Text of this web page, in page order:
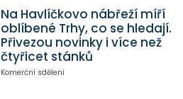
Na Havlíčkovo nábřeží míří
oblíbené Trhy, co se hledají.
Přivezou novinky i více než
čtyřicet stánků
Komerční sdělení